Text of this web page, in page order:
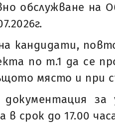
обслужване на
кандидати,
по т.1 да се
място и при
за
в срок до 17.00